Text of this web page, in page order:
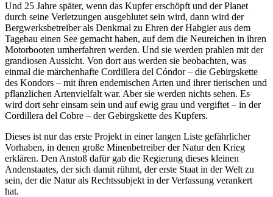
Und 25 Jahre später, wenn das Kupfer erschöpft und der Planet
durch seine Verletzungen ausgeblutet sein wird, dann wird der
Bergwerksbetreiber als Denkmal zu Ehren der Habgier aus dem
Tagebau einen See gemacht haben, auf dem die Neureichen in ihren
Motorbooten umherfahren werden. Und sie werden prahlen mit der
grandiosen Aussicht. Von dort aus werden sie beobachten, was
einmal die märchenhafte Cordillera del Cóndor – die Gebirgskette
des Kondors – mit ihren endemischen Arten und ihrer tierischen und
pflanzlichen Artenvielfalt war. Aber sie werden nichts sehen. Es
wird dort sehr einsam sein und auf ewig grau und vergiftet – in der
Cordillera del Cobre – der Gebirgskette des Kupfers.
Dieses ist nur das erste Projekt in einer langen Liste gefährlicher
Vorhaben, in denen große Minenbetreiber der Natur den Krieg
erklären. Den Anstoß dafür gab die Regierung dieses kleinen
Andenstaates, der sich damit rühmt, der erste Staat in der Welt zu
sein, der die Natur als Rechtssubjekt in der Verfassung verankert
hat.